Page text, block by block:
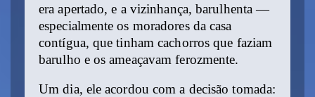
era apertado, e a vizinhança, barulhenta —
especialmente os moradores da casa
contígua, que tinham cachorros que faziam
barulho e os ameaçavam ferozmente.
Um dia, ele acordou com a decisão tomada: